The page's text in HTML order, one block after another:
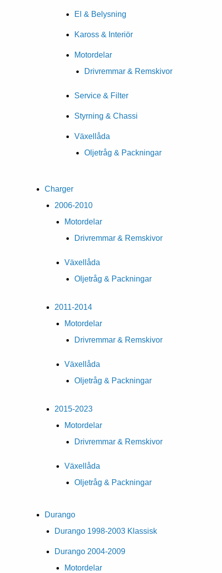
El & Belysning
Kaross & Interiör
Motordelar
Drivremmar & Remskivor
Service & Filter
Styrning & Chassi
Växellåda
Oljetråg & Packningar
Charger
2006-2010
Motordelar
Drivremmar & Remskivor
Växellåda
Oljetråg & Packningar
2011-2014
Motordelar
Drivremmar & Remskivor
Växellåda
Oljetråg & Packningar
2015-2023
Motordelar
Drivremmar & Remskivor
Växellåda
Oljetråg & Packningar
Durango
Durango 1998-2003 Klassisk
Durango 2004-2009
Motordelar